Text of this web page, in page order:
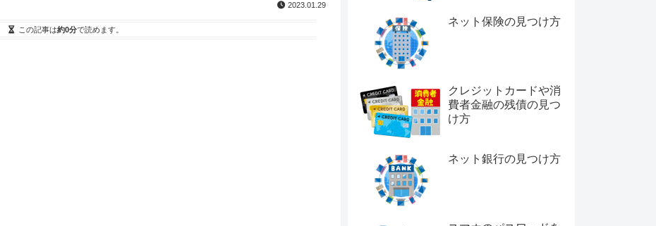
2023.01.29
この記事は約0分で読めます。
ネット保険の見つけ方
クレジットカードや消
費者金融の残債の見つ
け方
ネット銀行の見つけ方